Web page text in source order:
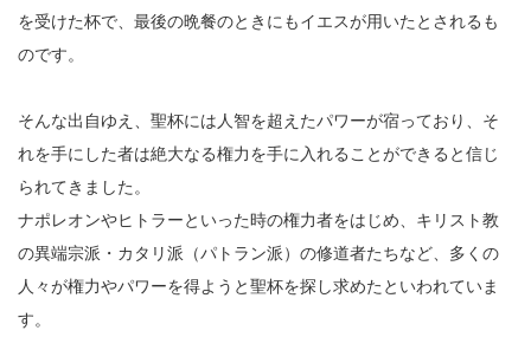
を受けた杯で、最後の晩餐のときにもイエスが用いたとされるも
のです。
そんな出自ゆえ、聖杯には人智を超えたパワーが宿っており、そ
れを手にした者は絶大なる権力を手に入れることができると信じ
られてきました。
ナポレオンやヒトラーといった時の権力者をはじめ、キリスト教
の異端宗派・カタリ派（パトラン派）の修道者たちなど、多くの
人々が権力やパワーを得ようと聖杯を探し求めたといわれていま
す。